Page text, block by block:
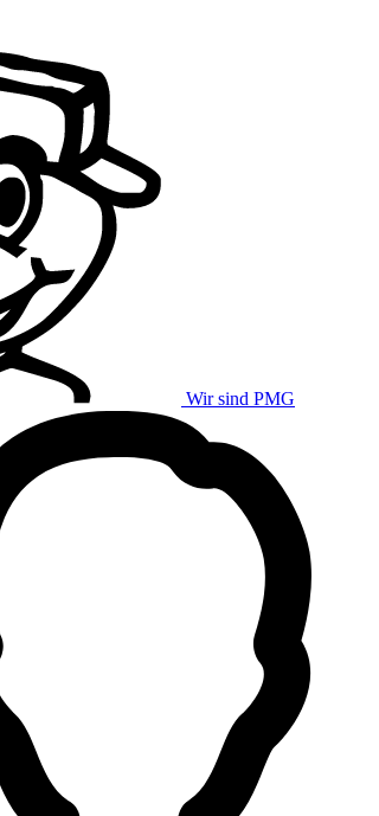
Wir sind PMG